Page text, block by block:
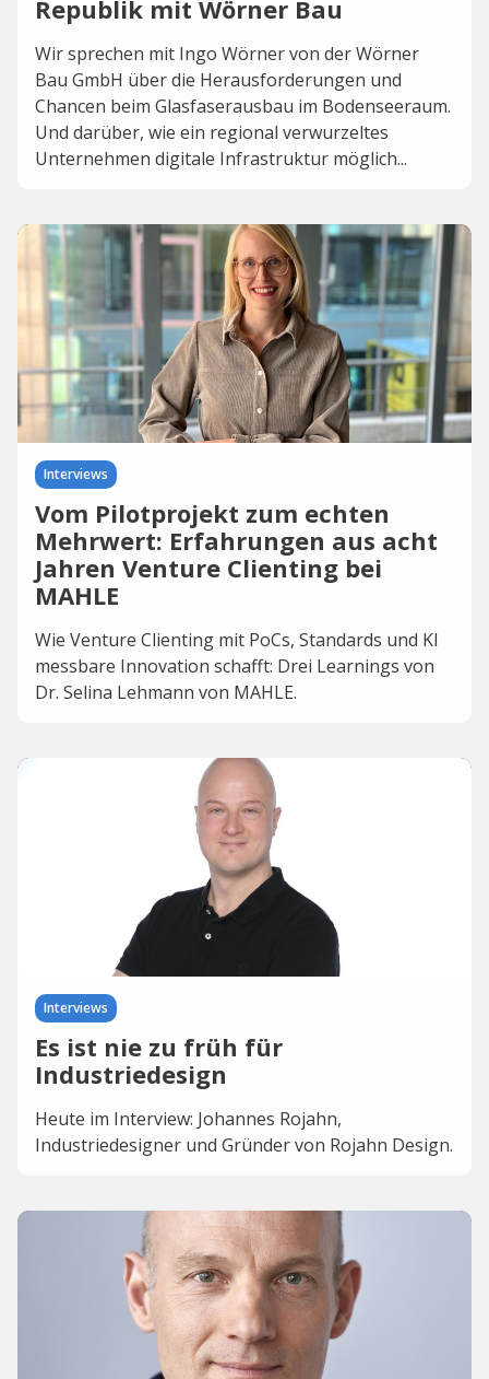
Republik mit Wörner Bau
Wir sprechen mit Ingo Wörner von der Wörner
Bau GmbH über die Herausforderungen und
Chancen beim Glasfaserausbau im Bodenseeraum.
Und darüber, wie ein regional verwurzeltes
Unternehmen digitale Infrastruktur möglich...
Interviews
Vom Pilotprojekt zum echten
Mehrwert: Erfahrungen aus acht
Jahren Venture Clienting bei
MAHLE
Wie Venture Clienting mit PoCs, Standards und KI
messbare Innovation schafft: Drei Learnings von
Dr. Selina Lehmann von MAHLE.
Interviews
Es ist nie zu früh für
Industriedesign
Heute im Interview: Johannes Rojahn,
Industriedesigner und Gründer von Rojahn Design.